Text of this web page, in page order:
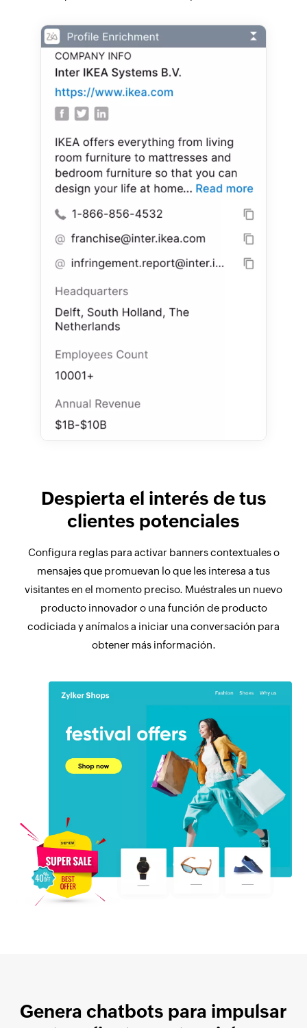
Despierta el interés de tus
clientes potenciales
Configura reglas para activar banners contextuales o
mensajes que promuevan lo que les interesa a tus
visitantes en el momento preciso. Muéstrales un nuevo
producto innovador o una función de producto
codiciada y anímalos a iniciar una conversación para
obtener más información.
Genera chatbots para impulsar